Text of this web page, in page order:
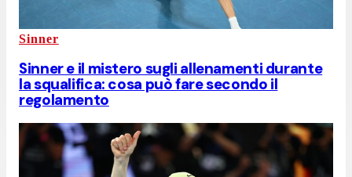
Sinner
Sinner e il mistero sugli allenamenti durante
la squalifica: cosa può fare secondo il
regolamento